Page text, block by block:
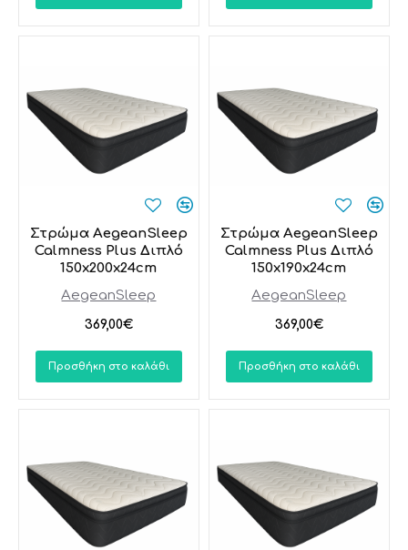
AegeanSleep
Στρώμα AegeanSleep
Calmness Plus Διπλό
150x200x24cm
369,00€
Προσθήκη στο καλάθι
AegeanSleep
Στρώμα AegeanSleep
Calmness Plus Διπλό
150x190x24cm
369,00€
Προσθήκη στο καλάθι